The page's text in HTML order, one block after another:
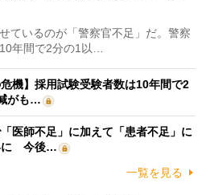
ているのが「警察官不足」だ。警察
年間で2分の1以…
危機】採用試験受験者数は10年間で2
がも…
医師不足」に加えて「患者不足」に
に 今後…
一覧を見る